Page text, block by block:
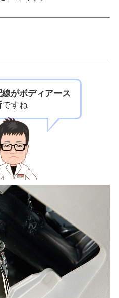
がボディアース
ですね